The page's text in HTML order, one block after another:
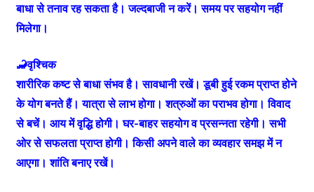
बाधा से तनाव रह सकता है। जल्दबाजी न करें। समय पर सहयोग नहीं
मिलेगा।
🦂वृश्चिक
शारीरिक कष्ट से बाधा संभव है। सावधानी रखें। डूबी हुई रकम प्राप्त होने
के योग बनते हैं। यात्रा से लाभ होगा। शत्रुओं का पराभव होगा। विवाद
से बचें। आय में वृद्धि होगी। घर-बाहर सहयोग व प्रसन्नता रहेगी। सभी
ओर से सफलता प्राप्त होगी। किसी अपने वाले का व्यवहार समझ में न
आएगा। शांति बनाए रखें।